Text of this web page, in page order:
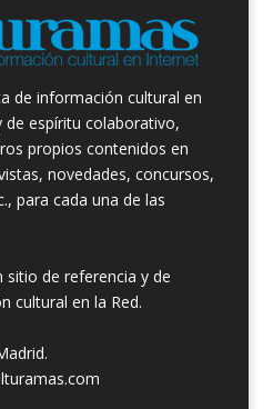
de información cultural en
de espíritu colaborativo,
propios contenidos en
novedades, concursos,
para cada una de las
sitio de referencia y de
cultural en la Red.